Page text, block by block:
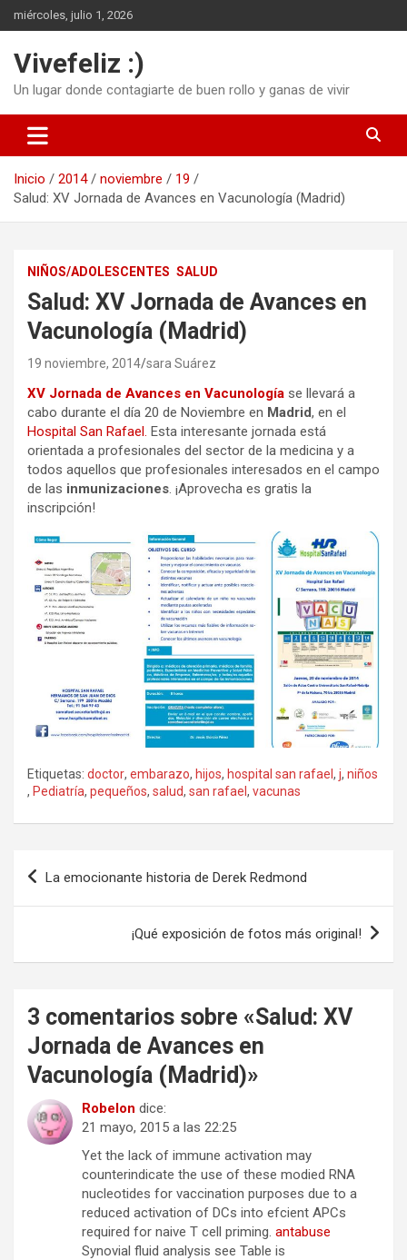
Saltar
al
miércoles, julio 1, 2026
Vivefeliz :)
Un lugar donde contagiarte de buen rollo y ganas de vivir
Inicio 2014 noviembre
19
Salud: XV Jornada de Avances en Vacunología (Madrid)
NIÑOS/ADOLESCENTES SALUD
Salud: XV Jornada de Avances en
Vacunología (Madrid)
19 noviembre, 2014 sara Suárez
XV Jornada de Avances en Vacunología se llevará a
cabo durante el día 20 de Noviembre en Madrid, en el
Hospital San Rafael. Esta interesante jornada está
orientada a profesionales del sector de la medicina y a
todos aquellos que profesionales interesados en el campo
de las inmunizaciones. ¡Aprovecha es gratis la
inscripción!
Etiquetas: doctor, embarazo, hijos, hospital san rafael, j, niños
, Pediatría, pequeños, salud, san rafael, vacunas
Navegación
de
La emocionante historia de Derek Redmond
¡Qué exposición de fotos más original!
3 comentarios sobre «Salud: XV
Jornada de Avances en
Vacunología (Madrid)»
Robelon dice:
21 mayo, 2015 a las 22:25
Yet the lack of immune activation may
counterindicate the use of these modied RNA
nucleotides for vaccination purposes due to a
reduced activation of DCs into efcient APCs
required for naive T cell priming. antabuse
Synovial fluid analysis see Table is